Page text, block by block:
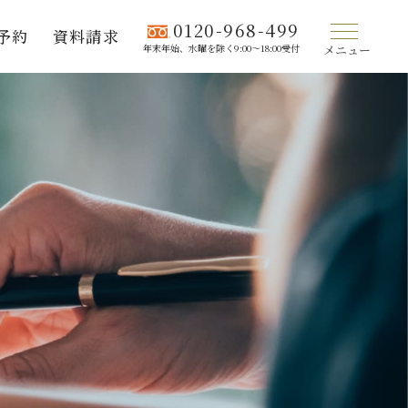
約 資料請求 0120-968-499
年末年始、水曜を除く9:00～18:00受付